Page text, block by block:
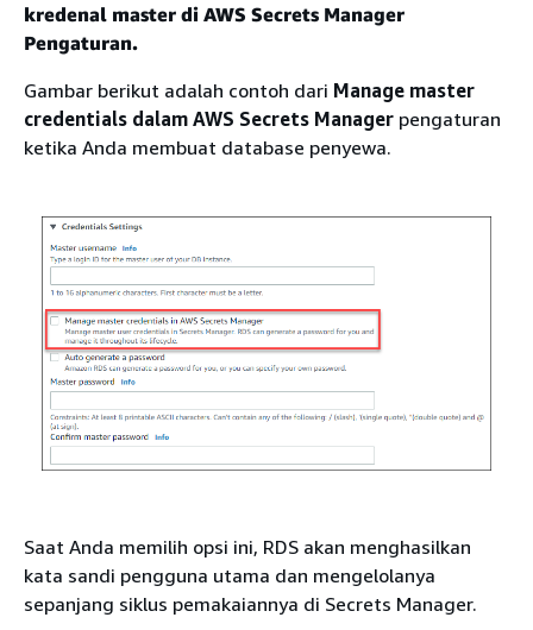
kredenal master di AWS Secrets Manager
Pengaturan.
Gambar berikut adalah contoh dari Manage master
credentials dalam AWS Secrets Manager pengaturan
ketika Anda membuat database penyewa.
Saat Anda memilih opsi ini, RDS akan menghasilkan
kata sandi pengguna utama dan mengelolanya
sepanjang siklus pemakaiannya di Secrets Manager.